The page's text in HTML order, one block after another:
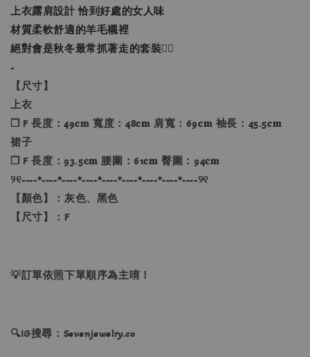
上衣露肩設計 恰到好處的女人味
材質柔軟舒適的羊毛襯裡
絕對會是秋冬最常抓著走的套裝👌🏻
-
【尺寸】
上衣
❐ F 長度：49𝐜𝐦 寬度：48𝐜𝐦 肩寬：69𝐜𝐦 袖長：45.5𝐜𝐦
裙子
❐ F 長度：93.5𝐜𝐦 腰圍：61𝐜𝐦 臀圍：94𝐜𝐦
୨୧----*----*----*----*----*----*----*----*----୨୧
【顏色】：灰色、黑色
【尺寸】：F
💡訂單依照下單順序為主唷！
🔍IG搜尋：Sevenjewelry.co